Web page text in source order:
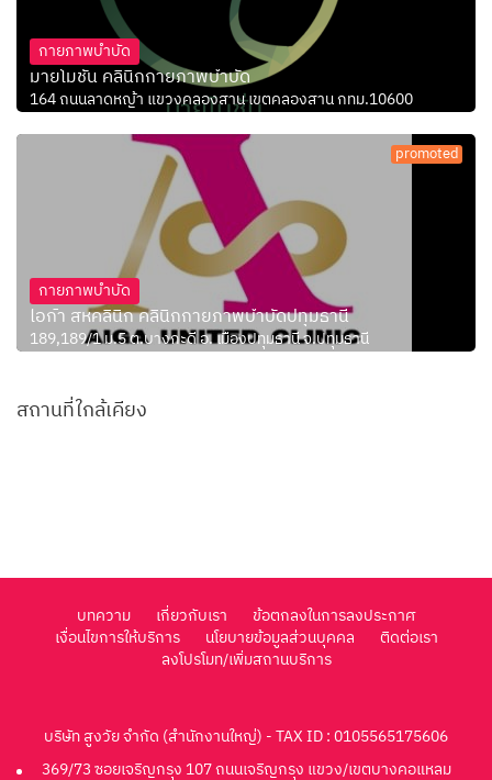
กายภาพบำบัด
มายโมชั่น คลินิกกายภาพบำบัด
164 ถนนลาดหญ้า แขวงคลองสาน เขตคลองสาน กทม.10600
promoted
กายภาพบำบัด
ไอก้า สหคลินิก คลินิกกายภาพบำบัดปทุมธานี
189,189/1 ม.5 ต.บางกะดี อ. เมืองปทุมธานี จ.ปทุมธานี
สถานที่ใกล้เคียง
บทความ เกี่ยวกับเรา
ข้อตกลงในการลงประกาศ
เงื่อนไขการให้บริการ
นโยบายข้อมูลส่วนบุคคล
ติดต่อเรา
ลงโปรโมท/เพิ่มสถานบริการ
บริษัท สูงวัย จำกัด (สำนักงานใหญ่) - TAX ID : 0105565175606
369/73 ซอยเจริญกรุง 107 ถนนเจริญกรุง แขวง/เขตบางคอแหลม